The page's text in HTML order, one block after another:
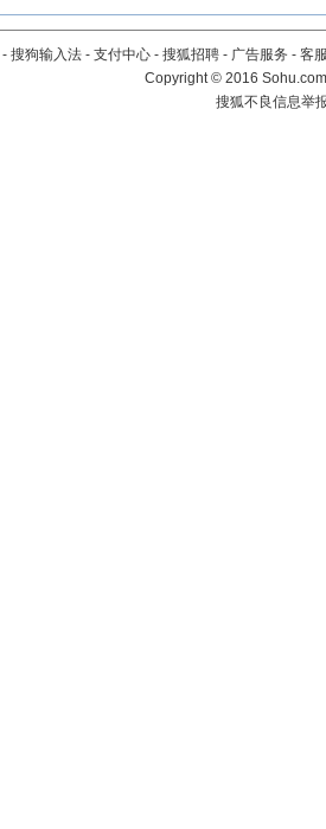
- 搜狗输入法 - 支付中心 - 搜狐招聘 - 广告服务 - 客
Copyright©2016
搜狐不良信息举